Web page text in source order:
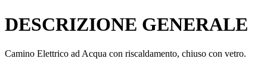
DESCRIZIONE GENERALE
Camino Elettrico ad Acqua con riscaldamento, chiuso con vetro.